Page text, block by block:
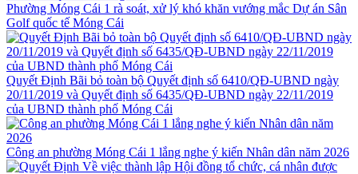
Phường Móng Cái 1 rà soát, xử lý khó khăn vướng mắc Dự án Sân
Golf quốc tế Móng Cái
Quyết Định Bãi bỏ toàn bộ Quyết định số 6410/QĐ-UBND ngày
20/11/2019 và Quyết định số 6435/QĐ-UBND ngày 22/11/2019
của UBND thành phố Móng Cái
Công an phường Móng Cái 1 lắng nghe ý kiến Nhân dân năm 2026